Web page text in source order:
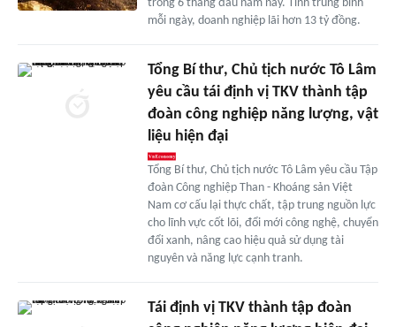
trong 6 tháng đầu năm nay. Tính trung bình
mỗi ngày, doanh nghiệp lãi hơn 13 tỷ đồng.
Tổng Bí thư, Chủ tịch nước Tô Lâm
yêu cầu tái định vị TKV thành tập
đoàn công nghiệp năng lượng, vật
liệu hiện đại
Tổng Bí thư, Chủ tịch nước Tô Lâm yêu cầu Tập
đoàn Công nghiệp Than - Khoáng sản Việt
Nam cơ cấu lại thực chất, tập trung nguồn lực
cho lĩnh vực cốt lõi, đổi mới công nghệ, chuyển
đổi xanh, nâng cao hiệu quả sử dụng tài
nguyên và năng lực cạnh tranh.
Tái định vị TKV thành tập đoàn